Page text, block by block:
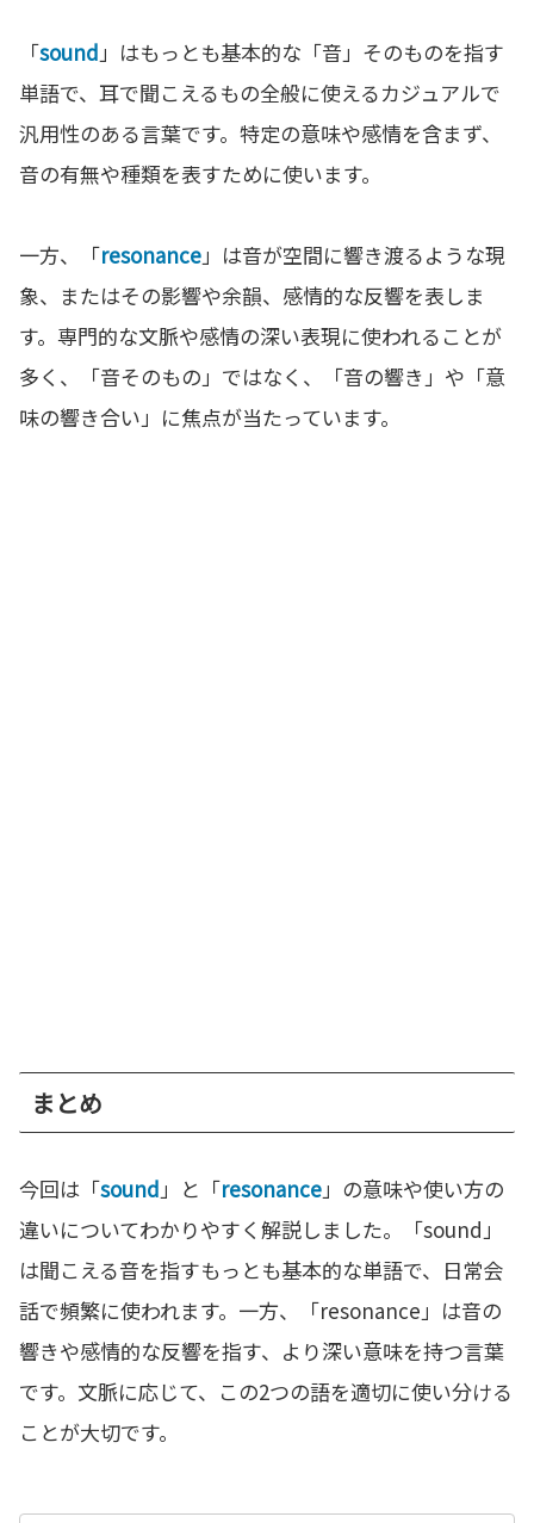
「sound」はもっとも基本的な「音」そのものを指す
単語で、耳で聞こえるもの全般に使えるカジュアルで
汎用性のある言葉です。特定の意味や感情を含まず、
音の有無や種類を表すために使います。
一方、「resonance」は音が空間に響き渡るような現
象、またはその影響や余韻、感情的な反響を表しま
す。専門的な文脈や感情の深い表現に使われることが
多く、「音そのもの」ではなく、「音の響き」や「意
味の響き合い」に焦点が当たっています。
まとめ
今回は「sound」と「resonance」の意味や使い方の
違いについてわかりやすく解説しました。「sound」
は聞こえる音を指すもっとも基本的な単語で、日常会
話で頻繁に使われます。一方、「resonance」は音の
響きや感情的な反響を指す、より深い意味を持つ言葉
です。文脈に応じて、この2つの語を適切に使い分ける
ことが大切です。